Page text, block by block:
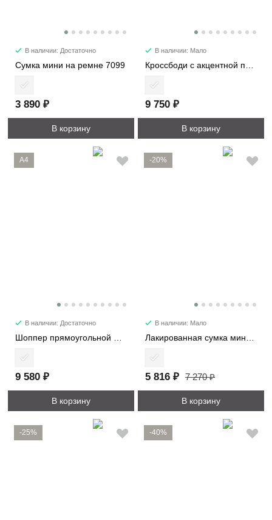
В наличии: Достаточно
Сумка мини на ремне 7099
3 890 ₽
В корзину
В наличии: Мало
9 750 ₽
В корзину
A4
В наличии: Достаточно
Шоппер прямоугольной формы 1192
9 580 ₽
В корзину
-20%
В наличии: Мало
Лакированная сумка мини 28514-1
5 816 ₽ 7 270 ₽
В корзину
-25% -40%